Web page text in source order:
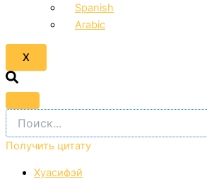
Spanish
Arabic
X
Получить цитату
Хуасифэй